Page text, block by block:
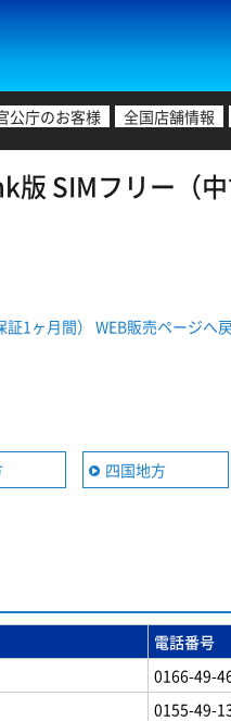
公庁のお客様 全国店舗情報
SIMフリー（
1ヶ月間） WEB販売ページへ
四国地方
電話番号
0166-49-
0155-49-